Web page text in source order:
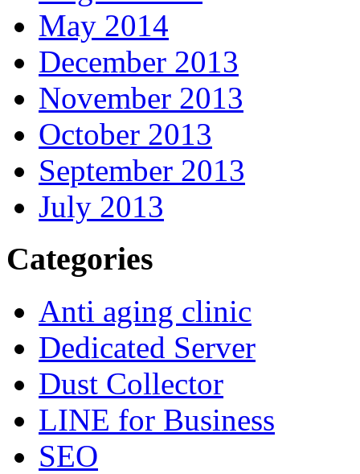
May 2014
December 2013
November 2013
October 2013
September 2013
July 2013
Categories
Anti aging clinic
Dedicated Server
Dust Collector
LINE for Business
SEO